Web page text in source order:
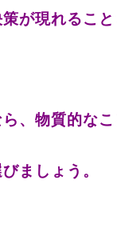
が現れること
、物質的なこ
ましょう。